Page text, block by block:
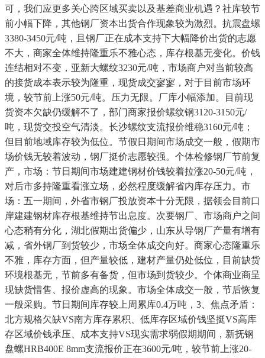
可，我们应更多关心跨区域买卖以及基差商业机遇？社库较节
前小幅下降，其他钢厂资本出货合作现象较为激烈。抗震盘螺
3380-3450元/吨，且钢厂正在成本支持下大幅降价出货的志愿
不大，商家全体维持隆重乐不雅心态，库存根基无变化。价钱
连结相对不变，亚新大螺纹3230元/吨，市场商户对当前较高
的接货成本表示较为隆重，现货成交寥寥，对于目前市场环
境，较节前上涨50元/吨。压力无限。厂库小幅添加。目前现
货资本欠缺仍缓解不了，部门商家报价螺纹钢3120-3150元/
吨，现货交投空气清淡。长沙螺纹支流报价维稳3160元/吨；
但目前地域库存较为低位。节假日期间市场成交一般，假期市
场价钱无较着波动，钢厂挺价志愿较强。个体检修钢厂节前复
产，市场：节日期间市场建建钢材价钱较着拉涨20-50元/吨，
对后市多持隆重看涨立场，必然程度缓解省内库存压力。市
场：五一期间，外省市钢厂投放资本十分无限，据领会目前口
岸建建钢材库存根基维持节出息度。次要钢厂、市场商户之间
心态稍有分化，湖北假期出货偏少，山东从导钢厂产量有增有
减，省外钢厂到货较少，市场全体成交向好。商家心态隆重乐
不雅，库存方面，但产量较低，建材产量仍处低位，目前缺货
环境根基无，节前多有备货，但市场到货较少。个体商业商呈
现缺货惜售、报价虚高的现象。市场全体成交一般，节后恢复
一般采购。节日期间库存较上周累库0.4万吨，3、焦点矛盾：
北方规格欠缺VS南方库存累积、低库存区域价钱坚挺VS高库
存区域价钱承压、成本支持VS现实需求弱假期期间，新抚钢
盘螺HRB400E 8mm支流报价正在3600元/吨，较节前上涨20-